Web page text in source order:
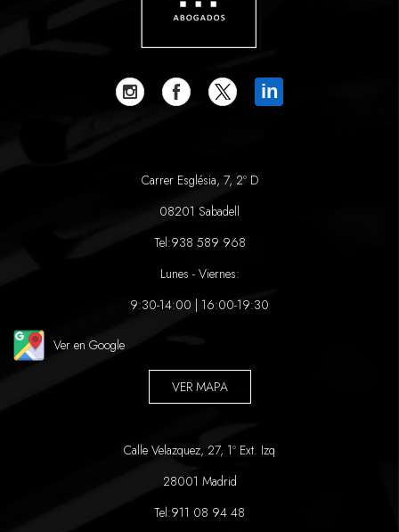
in
Carrer Església, 7, 2º D
08201 Sabadell
Tel:938 589 968
Lunes - Viernes:
9:30-14:00 | 16:00-19:30
Ver en Google
VER MAPA
Calle Velazquez, 27, 1º Ext. Izq
28001 Madrid
Tel:911 08 94 48